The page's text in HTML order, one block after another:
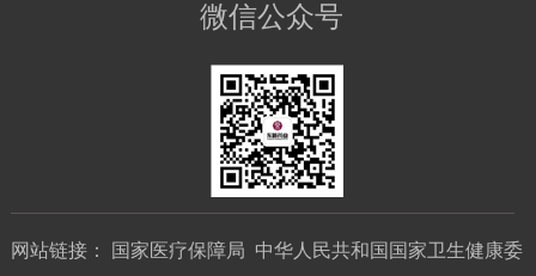
微信公众号
网站链接： 国家医疗保障局 中华人民共和国国家卫生健康委